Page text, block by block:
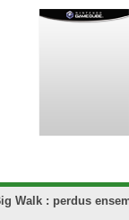
Walk : perdus